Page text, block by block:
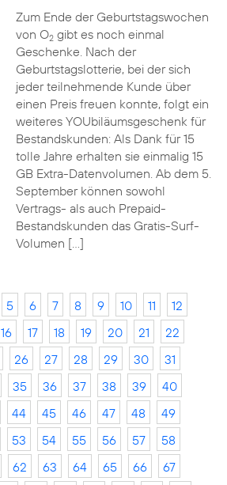
Zum Ende der Geburtstagswochen
von O2gibt es noch einmal
Geschenke. Nach der
Geburtstagslotterie, bei der sich
jeder teilnehmende Kunde über
einen Preis freuen konnte, folgt ein
weiteres YOUbiläumsgeschenk für
Bestandskunden: Als Dank für 15
tolle Jahre erhalten sie einmalig 15
GB Extra-Datenvolumen. Ab dem 5.
September können sowohl
Vertrags- als auch Prepaid-
Bestandskunden das Gratis-Surf-
Volumen […]
5 6 7 8 9 10 11
12
16 17 18 19 20 21
22
26 27 28 29 30
31
35 36 37 38 39
40
44 45 46 47 48
49
53 54 55 56 57
58
62 63 64 65 66
67